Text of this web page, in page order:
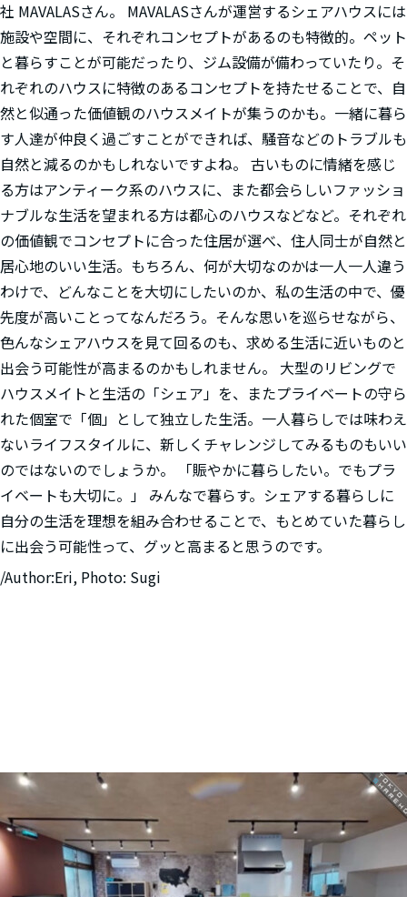
社 MAVALASさん。 MAVALASさんが運営するシェアハウスには
施設や空間に、それぞれコンセプトがあるのも特徴的。ペット
と暮らすことが可能だったり、ジム設備が備わっていたり。そ
れぞれのハウスに特徴のあるコンセプトを持たせることで、自
然と似通った価値観のハウスメイトが集うのかも。一緒に暮ら
す人達が仲良く過ごすことができれば、騒音などのトラブルも
自然と減るのかもしれないですよね。 古いものに情緒を感じ
る方はアンティーク系のハウスに、また都会らしいファッショ
ナブルな生活を望まれる方は都心のハウスなどなど。それぞれ
の価値観でコンセプトに合った住居が選べ、住人同士が自然と
居心地のいい生活。もちろん、何が大切なのかは一人一人違う
わけで、どんなことを大切にしたいのか、私の生活の中で、優
先度が高いことってなんだろう。そんな思いを巡らせながら、
色んなシェアハウスを見て回るのも、求める生活に近いものと
出会う可能性が高まるのかもしれません。 大型のリビングで
ハウスメイトと生活の「シェア」を、またプライベートの守ら
れた個室で「個」として独立した生活。一人暮らしでは味わえ
ないライフスタイルに、新しくチャレンジしてみるものもいい
のではないのでしょうか。 「賑やかに暮らしたい。でもプラ
イベートも大切に。」 みんなで暮らす。シェアする暮らしに
自分の生活を理想を組み合わせることで、もとめていた暮らし
に出会う可能性って、グッと高まると思うのです。
/Author:Eri, Photo: Sugi